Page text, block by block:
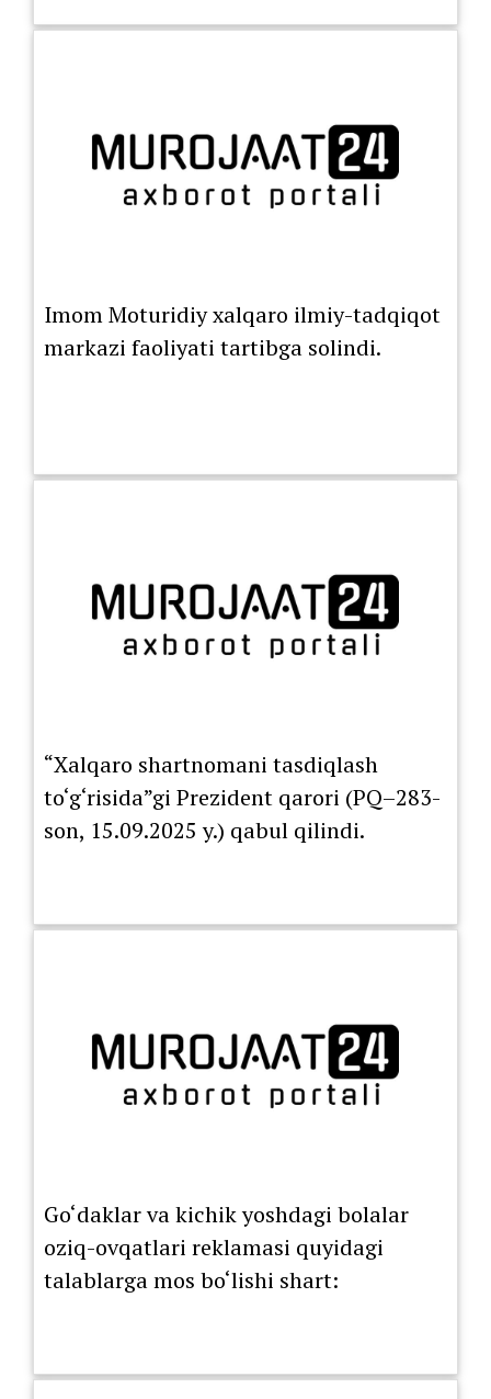
Imom Moturidiy xalqaro ilmiy-tadqiqot
markazi faoliyati tartibga solindi.
“Xalqaro shartnomani tasdiqlash
to‘g‘risida”gi Prezident qarori (PQ–283-
son, 15.09.2025 y.) qabul qilindi.
Go‘daklar va kichik yoshdagi bolalar
oziq-ovqatlari reklamasi quyidagi
talablarga mos bo‘lishi shart: